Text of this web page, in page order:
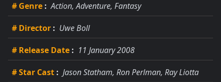
# Genre : Action, Adventure, Fantasy
# Director : Uwe Boll
# Release Date : 11 January 2008
# Star Cast : Jason Statham, Ron Perlman, Ray Liotta